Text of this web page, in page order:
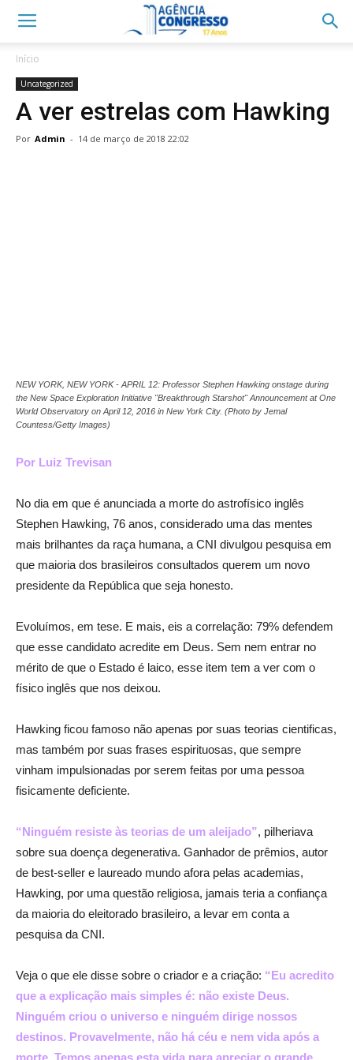
Início
Uncategorized
A ver estrelas com Hawking
Por Admin - 14 de março de 2018 22:02
NEW YORK, NEW YORK - APRIL 12: Professor Stephen Hawking onstage during
the New Space Exploration Initiative "Breakthrough Starshot" Announcement at One
World Observatory on April 12, 2016 in New York City. (Photo by Jemal
Countess/Getty Images)
Por Luiz Trevisan
No dia em que é anunciada a morte do astrofísico inglês
Stephen Hawking, 76 anos, considerado uma das mentes
mais brilhantes da raça humana, a CNI divulgou pesquisa em
que maioria dos brasileiros consultados querem um novo
presidente da República que seja honesto.
Evoluímos, em tese. E mais, eis a correlação: 79% defendem
que esse candidato acredite em Deus. Sem nem entrar no
mérito de que o Estado é laico, esse item tem a ver com o
físico inglês que nos deixou.
Hawking ficou famoso não apenas por suas teorias cientificas,
mas também por suas frases espirituosas, que sempre
vinham impulsionadas por serem feitas por uma pessoa
fisicamente deficiente.
“Ninguém resiste às teorias de um aleijado”, pilheriava
sobre sua doença degenerativa. Ganhador de prêmios, autor
de best-seller e laureado mundo afora pelas academias,
Hawking, por uma questão religiosa, jamais teria a confiança
da maioria do eleitorado brasileiro, a levar em conta a
pesquisa da CNI.
Veja o que ele disse sobre o criador e a criação: “Eu acredito
que a explicação mais simples é: não existe Deus.
Ninguém criou o universo e ninguém dirige nossos
destinos. Provavelmente, não há céu e nem vida após a
morte. Temos apenas esta vida para apreciar o grande